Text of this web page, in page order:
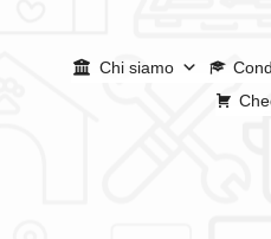
Chi siamo